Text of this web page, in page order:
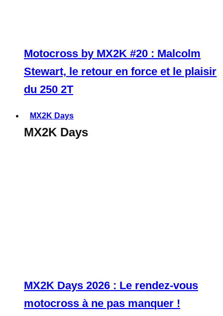
Motocross by MX2K #20 : Malcolm
Stewart, le retour en force et le plaisir
du 250 2T
MX2K Days
MX2K Days
MX2K Days 2026 : Le rendez-vous
motocross à ne pas manquer !